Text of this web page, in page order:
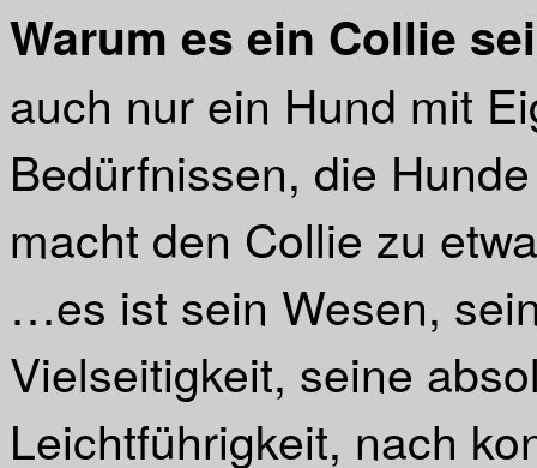
Warum es ein Collie
auch nur ein Hund mit
Bedürfnissen, die
macht den Collie zu
…es ist sein Wesen,
Vielseitigkeit, seine
Leichtführigkeit, nach